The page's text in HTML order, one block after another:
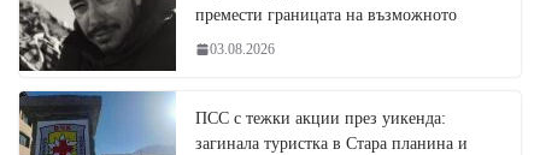
премести границата на възможното
03.08.2026
ПСС с тежки акции през уикенда:
загинала туристка в Стара планина и